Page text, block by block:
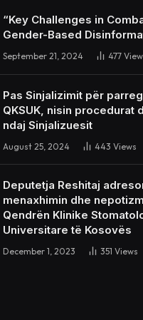
“Key Challenges in
Gender-Based
September 21, 2024 477
Pas Sinjalizimit për
QKSUK, nisin procedurat
ndaj Sinjalizuesit
August 25, 2024 443 Views
Deputetja Reshitaj
menaxhimin dhe
Qendrën Klinike
Universitare të Kosovës
December 1, 2023 351 Views